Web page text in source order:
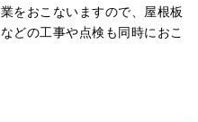
をおこないますので、屋根板
どの工事や点検も同時におこ